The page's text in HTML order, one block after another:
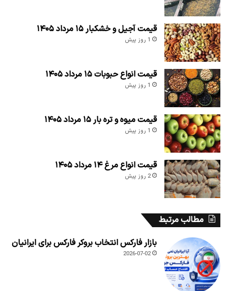
قیمت آجیل و خشکبار ۱۵ مرداد ۱۴۰۵
1 روز پیش
قیمت انواع حبوبات ۱۵ مرداد ۱۴۰۵
1 روز پیش
قیمت میوه و تره بار ۱۵ مرداد ۱۴۰۵
1 روز پیش
قیمت انواع مرغ ۱۴ مرداد ۱۴۰۵
2 روز پیش
مطالب مرتبط
بازار فارکس انتخاب بروکر فارکس برای ایرانیان
2026-07-02